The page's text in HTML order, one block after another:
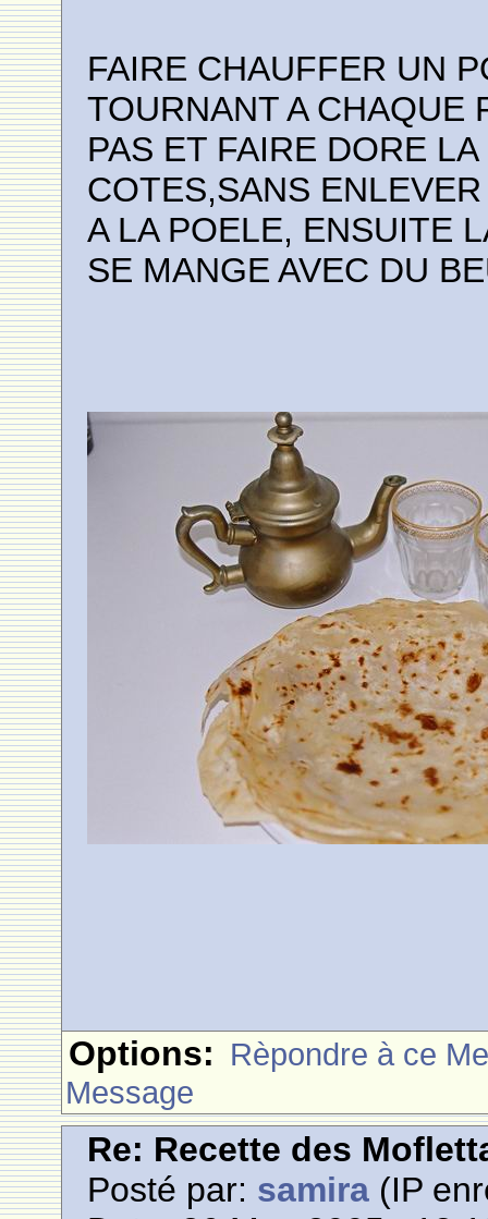
FAIRE CHAUFFER UN
TOURNANT A CHAQUE
PAS ET FAIRE DORE
COTES,SANS
A LA POELE, ENSUITE
SE MANGE AVEC DU
Options: Rèpondre à ce
Message
Re: Recette des
Posté par: samira (IP